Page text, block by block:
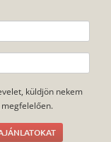
küldjön nekem
megfelelően.